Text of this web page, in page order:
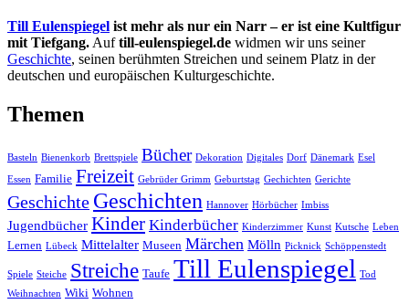
Till Eulenspiegel ist mehr als nur ein Narr – er ist eine Kultfigur
mit Tiefgang. Auftill-eulenspiegel.de widmen wir uns seiner
Geschichte, seinen berühmten Streichen und seinem Platz in der
deutschen und europäischen Kulturgeschichte.
Themen
Basteln Bienenkorb Brettspiele Bücher Dekoration Digitales Dorf Dänemark Esel
Essen Familie Freizeit Gebrüder Grimm Geburtstag Gechichten Gerichte
Geschichte Geschichten Hannover Hörbücher Imbiss
Jugendbücher Kinder Kinderbücher Kinderzimmer Kunst Kutsche Leben
Lernen Lübeck Mittelalter Museen Märchen Mölln Picknick Schöppenstedt
Spiele Steiche Streiche Taufe Till Eulenspiegel Tod
Weihnachten Wiki Wohnen